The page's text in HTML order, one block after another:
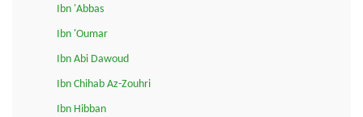
Ibn 'Abbas
Ibn 'Oumar
Ibn Abi Dawoud
Ibn Chihab Az-Zouhri
Ibn Hibban